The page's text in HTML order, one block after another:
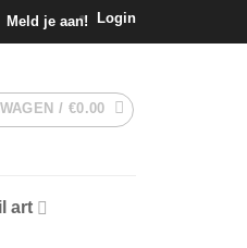
Meld je aan! Login
/ €0.00
art